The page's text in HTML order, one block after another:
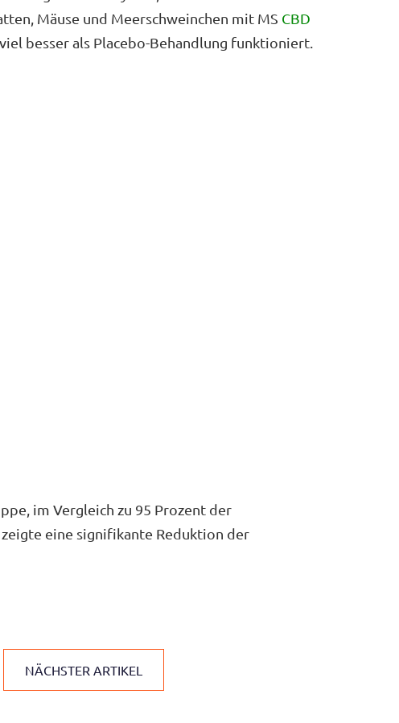
Mäuse und Meerschweinchen mit MS CBD
besser als Placebo-Behandlung funktioniert.
im Vergleich zu 95 Prozent der
eine signifikante Reduktion der
NÄCHSTER ARTIKEL